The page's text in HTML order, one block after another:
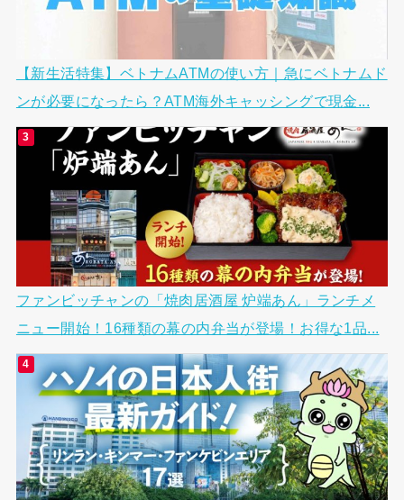
【新生活特集】ベトナムATMの使い方｜急にベトナムド
ンが必要になったら？ATM海外キャッシングで現金...
ファンビッチャンの「焼肉居酒屋 炉端あん」ランチメ
ニュー開始！16種類の幕の内弁当が登場！お得な1品...